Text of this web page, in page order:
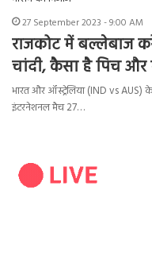
27 September 2023 - 9:00 AM
राजकोट में बल्लेबाज
चांदी, कैसा है पिच और
भारत और ऑस्ट्रेलिया (IND vs AUS)
इंटरनेशनल मैच 27…